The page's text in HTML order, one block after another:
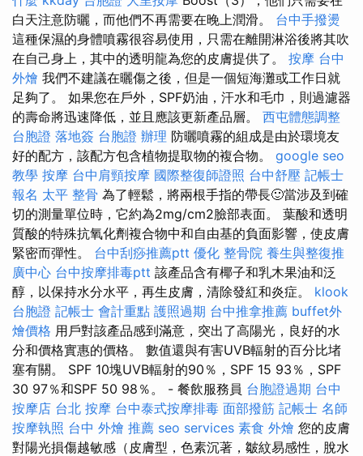
白天注意防曬，而他們不再需要在晚上潤滑。 台中手撥燙
這種保濕的身體噴霧很容易使用，只需在離開淋浴後將其吹
在自己身上，其中的透明龍為您的皮膚提供了。 按摩 台中
外燴 我們不建議在曬傷之後，但是一個短海灘或工作日就
足夠了。 如果您在戶外，SPF奶油，汗水和毛巾，則過濾器
的壽命將迅速降低，並且應該更新產品層。 西屯體態調整
台胞證 落地簽 台胞證 辦理 防曬噴霧的組成是由於環境友
好的配方，該配方包含植物提取物的複合物。 google seo
教學 按摩 台中肩頸按摩 國際整復師證照 台中舒壓 記帳士
報名 太平 整骨 為了輕鬆，將兩根手指的帶長🙂當涉及到確
切的測量單位時，它約為2mg/cm2臉部表面。 葉酸和透明
質酸的特殊抗氧化劑複合物中和自由基的負面影響，使皮膚
緊密而彈性。 台中刮痧推薦ptt 優化 整骨院 養生與整復推
廣中心 台中按摩排毒ptt 該產品含有椰子和乳木果油和泛
醇，以保持水分水平，再生皮膚，清除發紅和炎症。 klook
台胞證 記帳士 會計重點 護照過期 台中推拿推薦 buffet外
燴價格 用戶對該產品感到滿意，突出了高陽光，良好的水
分和價格實惠的價格。 數值還與有害UVB輻射的百分比堵
塞有關。 SPF 10塊UVB輻射的90％，SPF 15 93％，SPF
30 97％和SPF 50 98％。 - 餐飲服務員 台胞證過期 台中
按摩店 台北 按摩 台中泰式按摩排毒 面部撥筋 記帳士 名師
按摩執照 台中 外燴 推薦 seo services 素食 外燴 您的皮膚
對陽光損傷越敏感（皮膚型，色素沉著，皺紋易感性，脫水